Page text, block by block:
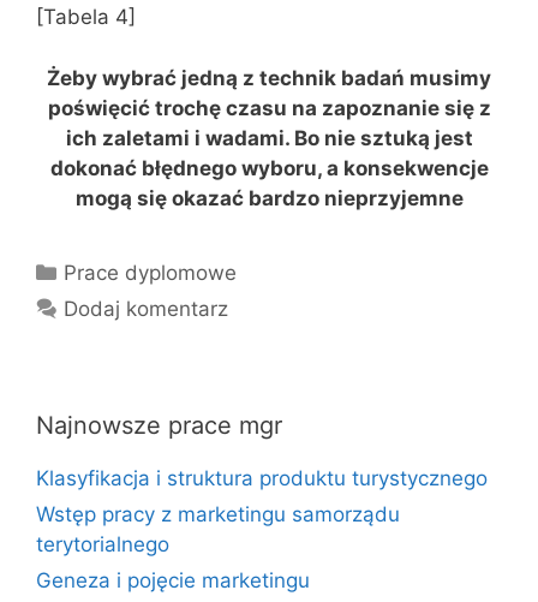
[Tabela 4]
Żeby wybrać jedną z technik badań musimy
poświęcić trochę czasu na zapoznanie się z
ich zaletami i wadami. Bo nie sztuką jest
dokonać błędnego wyboru, a konsekwencje
mogą się okazać bardzo nieprzyjemne
Kategorie
Prace dyplomowe
Dodaj komentarz
Najnowsze prace mgr
Klasyfikacja i struktura produktu turystycznego
Wstęp pracy z marketingu samorządu
terytorialnego
Geneza i pojęcie marketingu